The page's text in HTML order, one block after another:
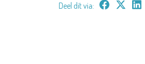
Deel dit via: